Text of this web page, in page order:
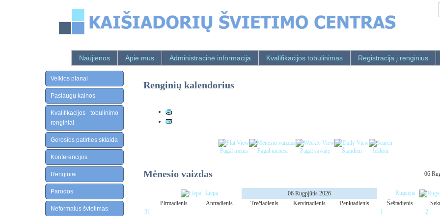
Naujienos Apie mus Administracinė informacija Kvalifikacijos tobulinimas Registracija į renginius
Veiklos planai
Paslaugų kainos
Kvalifikacijos tobulinimo
renginiai
Gerosios patirties sklaida
Konferencijos
Renginiai
Parodos
Neformalus švietimas
Renginių kalendorius
Pagal metus Pagal mėnesį Pagal savaitę Šiandien Ieškoti
Mėnesio vaizdas 06
Liepa 06 Rugpjūtis 2026
Rugsėjis
Pirmadienis
Antradienis Trečiadienis Ketvirtadienis Penktadienis Šeštadienis
31
1 2